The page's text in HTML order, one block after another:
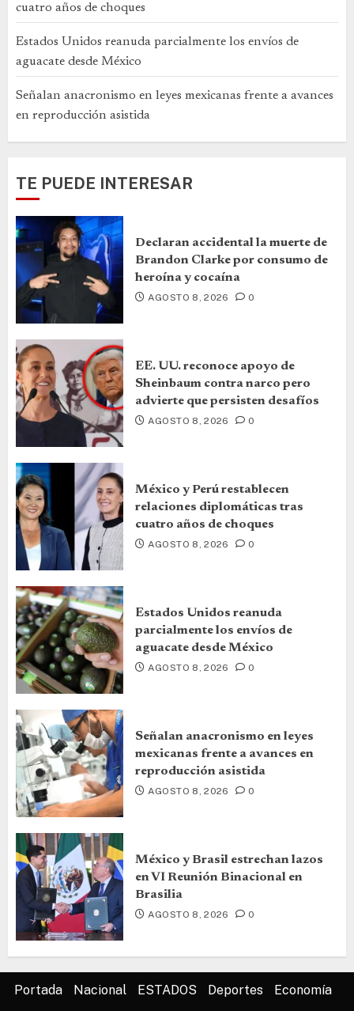
cuatro años de choques
Estados Unidos reanuda parcialmente los envíos de
aguacate desde México
Señalan anacronismo en leyes mexicanas frente a avances
en reproducción asistida
TE PUEDE INTERESAR
Declaran accidental la muerte de
Brandon Clarke por consumo de
heroína y cocaína
AGOSTO 8, 2026 0
EE. UU. reconoce apoyo de
Sheinbaum contra narco pero
advierte que persisten desafíos
AGOSTO 8, 2026 0
México y Perú restablecen
relaciones diplomáticas tras
cuatro años de choques
AGOSTO 8, 2026 0
Estados Unidos reanuda
parcialmente los envíos de
aguacate desde México
AGOSTO 8, 2026 0
Señalan anacronismo en leyes
mexicanas frente a avances en
reproducción asistida
AGOSTO 8, 2026 0
México y Brasil estrechan lazos
en VI Reunión Binacional en
Brasilia
AGOSTO 8, 2026 0
Portada Nacional ESTADOS Deportes Economía